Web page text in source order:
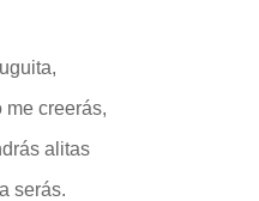
me creerás,
alitas
serás.